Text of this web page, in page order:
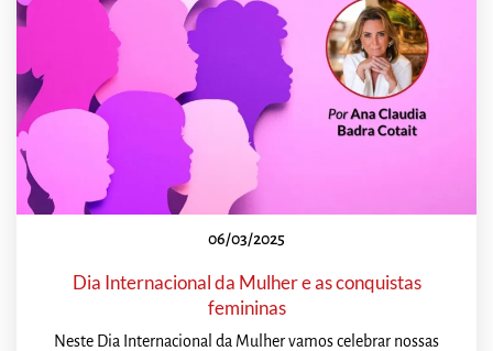
06/03/2025
Dia Internacional da Mulher e as conquistas
femininas
Neste Dia Internacional da Mulher vamos celebrar nossas